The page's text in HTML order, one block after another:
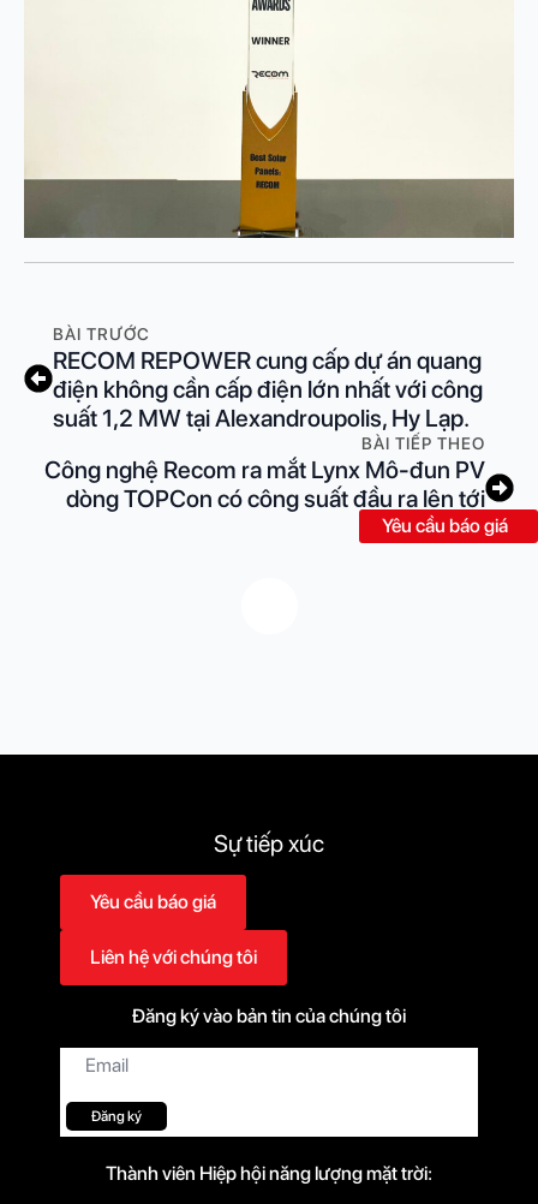
Yêu cầu báo giá
BÀI TRƯỚC
RECOM REPOWER cung cấp dự án quang
điện không cần cấp điện lớn nhất với công
suất 1,2 MW tại Alexandroupolis, Hy Lạp.
BÀI TIẾP THEO
Công nghệ Recom ra mắt Lynx Mô-đun PV
dòng TOPCon có công suất đầu ra lên tới
720W
Sự tiếp xúc
Yêu cầu báo giá
Liên hệ với chúng tôi
Đăng ký vào bản tin của chúng tôi
Thư
điện
Đăng ký
Thành viên Hiệp hội năng lượng mặt trời: